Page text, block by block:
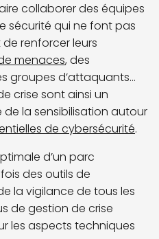
collaborer des équipes
sécurité qui ne font pas
renforcer leurs
menaces, des
groupes d’attaquants...
crise sont ainsi un
la sensibilisation autour
de cybersécurité.
d’un parc
des outils de
la vigilance de tous les
de gestion de crise
les aspects techniques